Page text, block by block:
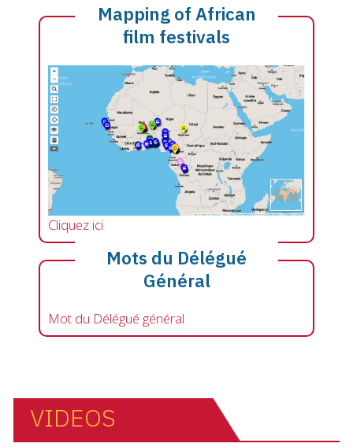
Mapping of African
film festivals
Cliquez ici
Mots du Délégué
Général
Mot du Délégué général
VIDEOS